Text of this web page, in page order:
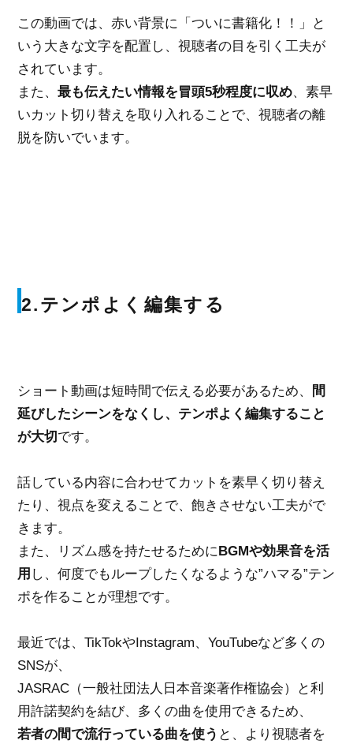
この動画では、赤い背景に「ついに書籍化！！」と
いう大きな文字を配置し、視聴者の目を引く工夫が
されています。
また、最も伝えたい情報を冒頭5秒程度に収め、素早
いカット切り替えを取り入れることで、視聴者の離
脱を防いでいます。
2.テンポよく編集する
ショート動画は短時間で伝える必要があるため、 間
延びしたシーンをなくし、テンポよく編集すること
が大切 です。
話している内容に合わせてカットを素早く切り替え
たり、視点を変えることで、飽きさせない工夫がで
きます。
また、リズム感を持たせるために BGMや効果音を活
用 し、何度でもループしたくなるような”ハマる”テン
ポを作ることが理想です。
最近では、TikTokやInstagram、YouTubeなど多くの
SNSが、
JASRAC（一般社団法人日本音楽著作権協会）と利
用許諾契約を結び、多くの曲を使用できるため、
若者の間で流行っている曲を使う と、より視聴者を